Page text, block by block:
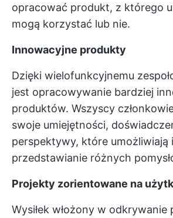
opracować produkt, z którego
mogą korzystać lub nie.
Innowacyjne produkty
Dzięki wielofunkcyjnemu
jest opracowywanie bardziej
produktów. Wszyscy
swoje umiejętności,
perspektywy, które umożliwiają
przedstawianie różnych
Projekty zorientowane na
Wysiłek włożony w